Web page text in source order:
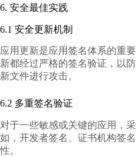
6. 安全最佳实践
6.1 安全更新机制
应用更新是应用签名体系的重
新都经过严格的签名验证，以
新文件进行攻击。
6.2 多重签名验证
对于一些敏感或关键的应用，
如，开发者签名、证书机构签
性。